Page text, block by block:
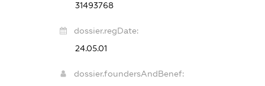
31493768
dossier.regDate:
24.05.01
dossier.foundersAndBenef: